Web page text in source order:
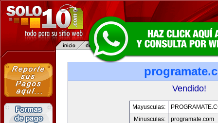
Vendido!
Mayusculas:
Minusculas:
programate.com